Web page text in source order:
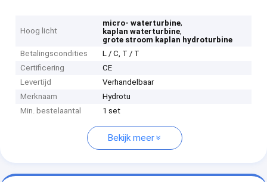
Hoog licht
micro- waterturbine,
kaplan waterturbine,
grote stroom kaplan hydroturbine
Betalingscondities
L / C, T / T
Certificering
CE
Levertijd
Verhandelbaar
Merknaam
Hydrotu
Min. bestelaantal
1 set
Bekijk meer